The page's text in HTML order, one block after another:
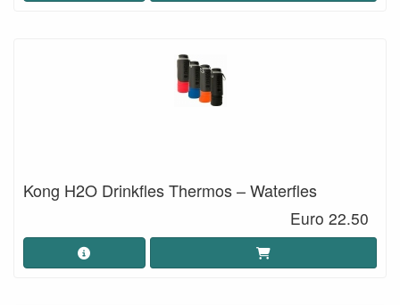
Kong H2O Drinkfles Thermos – Waterfles
Euro 22.50